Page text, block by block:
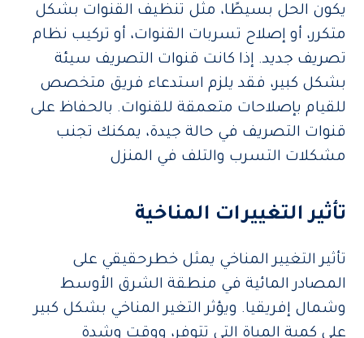
يكون الحل بسيطًا، مثل تنظيف القنوات بشكل
متكرر، أو إصلاح تسربات القنوات، أو تركيب نظام
تصريف جديد. إذا كانت قنوات التصريف سيئة
بشكل كبير، فقد يلزم استدعاء فريق متخصص
للقيام بإصلاحات متعمقة للقنوات. بالحفاظ على
قنوات التصريف في حالة جيدة، يمكنك تجنب
مشكلات التسرب والتلف في المنزل
تأثير التغييرات المناخية
تأثير التغيير المناخي يمثل خطرحقيقي على
المصادر المائية في منطقة الشرق الأوسط
وشمال إفريقيا. ويؤثر التغير المناخي بشكل كبير
على كمية المياة التي تتوفر، ووقت وشدة